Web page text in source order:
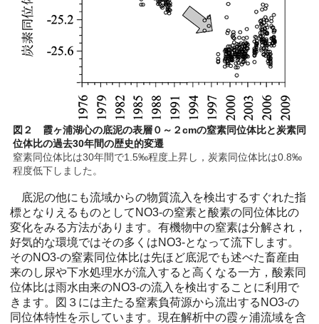
図２ 霞ヶ浦湖心の底泥の表層０～２cmの窒素同位体比と炭素同
位体比の過去30年間の歴史的変遷
窒素同位体比は30年間で1.5‰程度上昇し，炭素同位体比は0.8‰
程度低下しました。
底泥の他にも流域からの物質流入を検出するすぐれた指
標となりえるものとしてNO3-の窒素と酸素の同位体比の
変化をみる方法があります。有機物中の窒素は分解され，
好気的な環境ではその多くはNO3-となって流下します。
そのNO3-の窒素同位体比は先ほど底泥でも述べた畜産由
来のし尿や下水処理水が流入すると高くなる一方，酸素同
位体比は雨水由来のNO3-の流入を検出することに利用で
きます。図３には主たる窒素負荷源から流出するNO3-の
同位体特性を示しています。現在解析中の霞ヶ浦流域を含